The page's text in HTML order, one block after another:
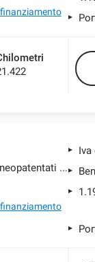
1.2 puretech Shine s&s 83cv neopatentati my20
Iva